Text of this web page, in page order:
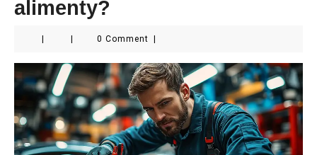
alimenty?
0 Comment